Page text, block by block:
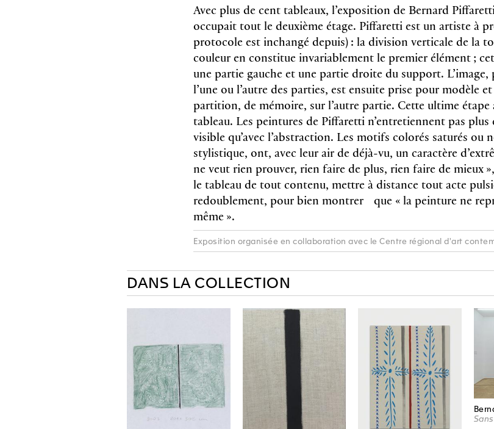
Avec plus de cent tableaux, l’exposition de Bernard
occupait tout le deuxième étage. Piffaretti est un artiste à
protocole est inchangé depuis) : la division verticale de la
couleur en constitue invariablement le premier élément ;
une partie gauche et une partie droite du support.
l’une ou l’autre des parties, est ensuite prise pour modèle
partition, de mémoire, sur l’autre partie. Cette ultime étape
tableau. Les peintures de Piffaretti n’entretiennent pas
visible qu’avec l’abstraction. Les motifs colorés saturés ou
stylistique, ont, avec leur air de déjà-vu, un caractère
ne veut rien prouver, rien faire de plus, rien faire de mieux
le tableau de tout contenu, mettre à distance tout acte
redoublement, pour bien montrer que « la peinture ne
même ».
Exposition organisée en collaboration avec le Centre régional d'art
DANS LA COLLECTION